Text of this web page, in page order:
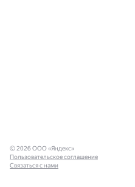
© 2026 ООО «Яндекс»
Пользовательское соглашение
Связаться с нами